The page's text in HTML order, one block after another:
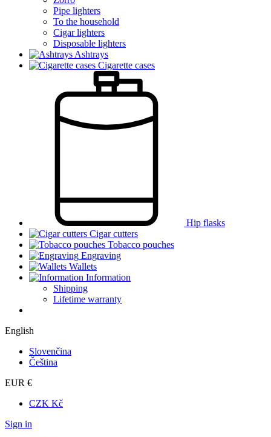
Pipe lighters
To the household
Cigar lighters
Disposable lighters
Ashtrays
Cigarette cases
Hip flasks
Cigar cutters
Tobacco pouches
Engraving
Wallets
Information
Shipping
Lifetime warranty
English
Slovenčina
Čeština
EUR €
CZK Kč
Sign in